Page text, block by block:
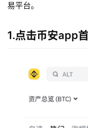
易平台。
1.点击币安app